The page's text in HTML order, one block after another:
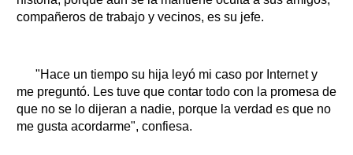
compañeros de trabajo y vecinos, es su jefe.
"Hace un tiempo su hija leyó mi caso por Internet y
me preguntó. Les tuve que contar todo con la promesa de
que no se lo dijeran a nadie, porque la verdad es que no
me gusta acordarme", confiesa.